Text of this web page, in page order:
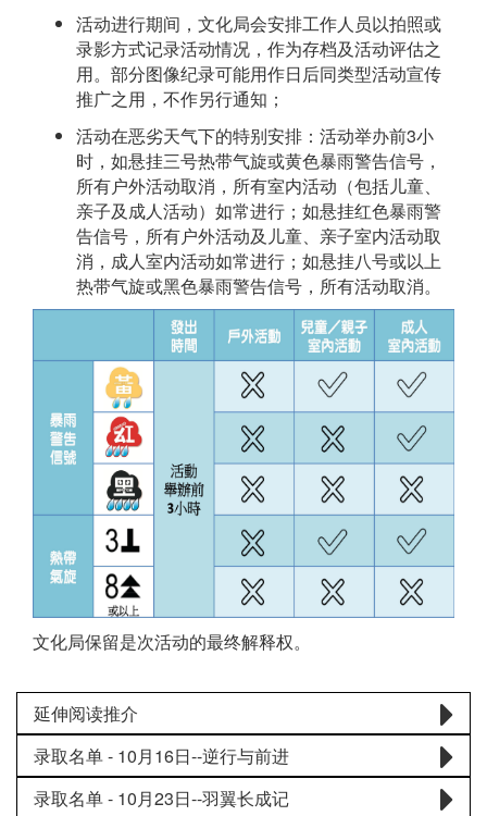
活动进行期间，文化局会安排工作人员以拍照或
录影方式记录活动情况，作为存档及活动评估之
用。部分图像纪录可能用作日后同类型活动宣传
推广之用，不作另行通知；
活动在恶劣天气下的特别安排：活动举办前3小
时，如悬挂三号热带气旋或黄色暴雨警告信号，
所有户外活动取消，所有室内活动（包括儿童、
亲子及成人活动）如常进行；如悬挂红色暴雨警
告信号，所有户外活动及儿童、亲子室内活动取
消，成人室内活动如常进行；如悬挂八号或以上
热带气旋或黑色暴雨警告信号，所有活动取消。
文化局保留是次活动的最终解释权。
延伸阅读推介
录取名单 - 10月16日--逆行与前进
录取名单 - 10月23日--羽翼长成记